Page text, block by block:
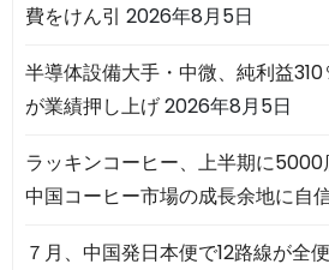
費をけん引 2026年8月5日
半導体設備大手・中微、純利益
が業績押し上げ2026年8月5日
ラッキンコーヒー、上半期に
中国コーヒー市場の成長余地に自
７月、中国発日本便で12路線が全